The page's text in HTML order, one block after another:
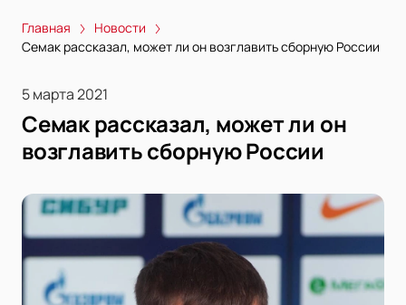
Главная
Новости
Семак рассказал, может ли он возглавить сборную России
5 марта 2021
Семак рассказал, может ли он
возглавить сборную России